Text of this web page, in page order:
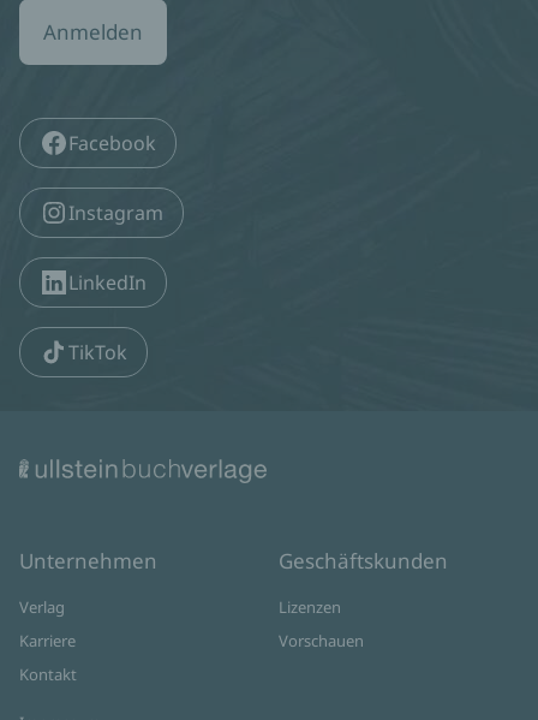
Anmelden
Facebook
Instagram
LinkedIn
TikTok
Unternehmen
Verlag
Karriere
Kontakt
Geschäftskunden
Lizenzen
Vorschauen